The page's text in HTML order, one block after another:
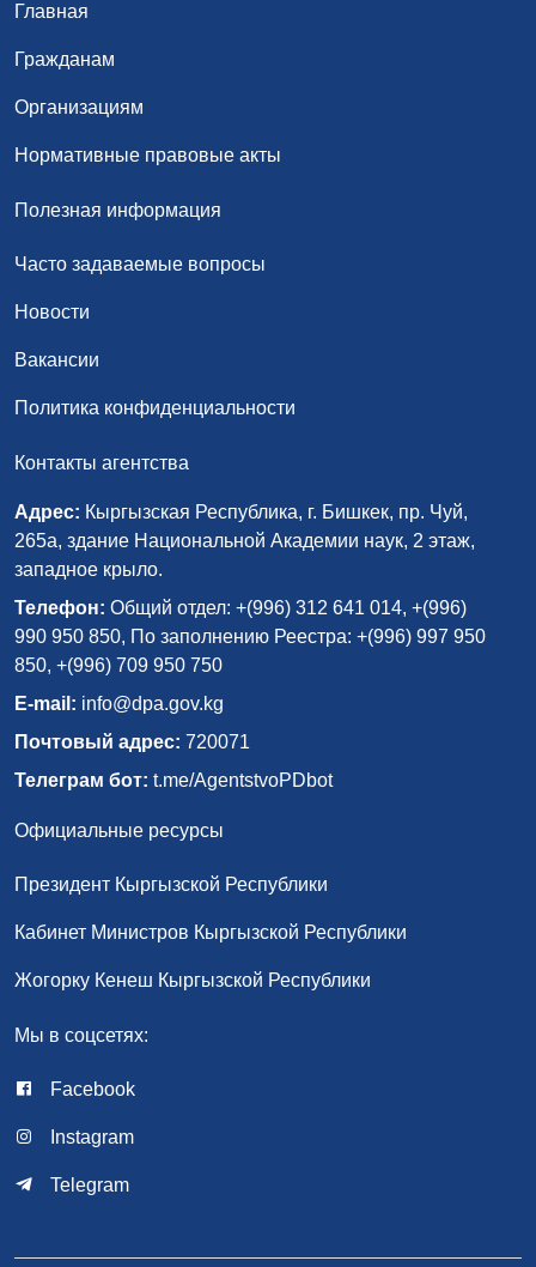
Главная
Гражданам
Организациям
Нормативные правовые акты
Полезная информация
Часто задаваемые вопросы
Новости
Вакансии
Политика конфиденциальности
Контакты агентства
Адрес: Кыргызская Республика, г. Бишкек, пр. Чуй,
265а, здание Национальной Академии наук, 2 этаж,
западное крыло.
Телефон: Общий отдел: +(996) 312 641 014, +(996)
990 950 850, По заполнению Реестра: +(996) 997 950
850, +(996) 709 950 750
E-mail: info@dpa.gov.kg
Почтовый адрес: 720071
Телеграм бот: t.me/AgentstvoPDbot
Официальные ресурсы
Президент Кыргызской Республики
Кабинет Министров Кыргызской Республики
Жогорку Кенеш Кыргызской Республики
Мы в соцсетях:
Facebook
Instagram
Telegram